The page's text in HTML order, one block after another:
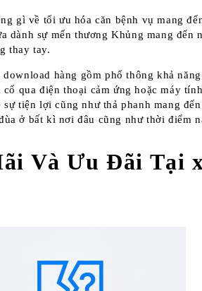
gì về tối ưu hóa căn bệnh vụ mang
dành sự mến thương Khủng mang đến
thay tay.
hàng gồm phổ thông khả
qua điện thoại cảm ứng hoặc máy
tiện lợi cũng như thả phanh mang
ở bất kì nơi đâu cũng như thời điểm
Và Ưu Đãi Tại